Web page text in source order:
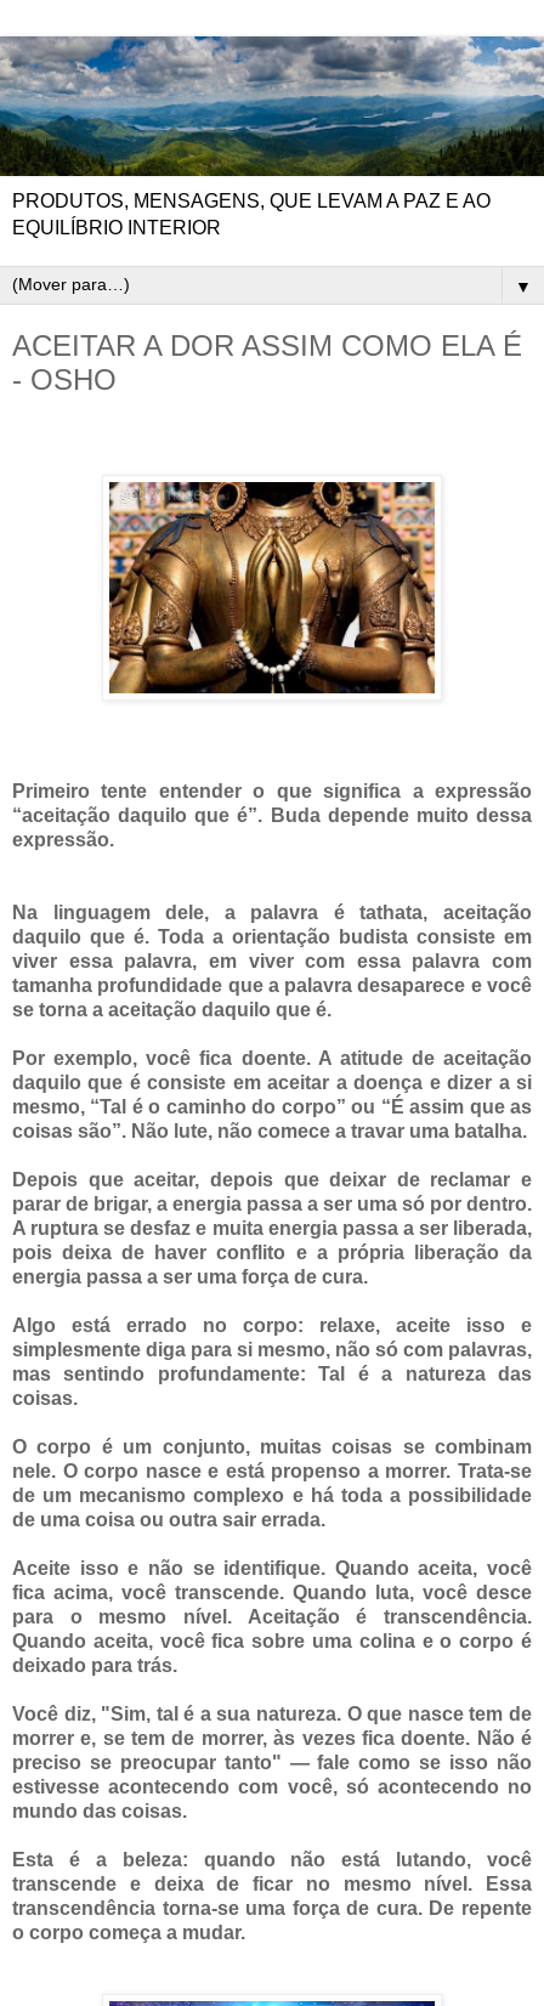
PRODUTOS, MENSAGENS, QUE LEVAM A PAZ E AO
EQUILÍBRIO INTERIOR
▼
ACEITAR A DOR ASSIM COMO ELA É
- OSHO
Primeiro tente entender o que significa a expressão
“aceitação daquilo que é”. Buda depende muito dessa
expressão.
Na linguagem dele, a palavra é tathata, aceitação
daquilo que é. Toda a orientação budista consiste em
viver essa palavra, em viver com essa palavra com
tamanha profundidade que a palavra desaparece e você
se torna a aceitação daquilo que é.
Por exemplo, você fica doente. A atitude de aceitação
daquilo que é consiste em aceitar a doença e dizer a si
mesmo, “Tal é o caminho do corpo” ou “É assim que as
coisas são”. Não lute, não comece a travar uma batalha.
Depois que aceitar, depois que deixar de reclamar e
parar de brigar, a energia passa a ser uma só por dentro.
A ruptura se desfaz e muita energia passa a ser liberada,
pois deixa de haver conflito e a própria liberação da
energia passa a ser uma força de cura.
Algo está errado no corpo: relaxe, aceite isso e
simplesmente diga para si mesmo, não só com palavras,
mas sentindo profundamente: Tal é a natureza das
coisas.
O corpo é um conjunto, muitas coisas se combinam
nele. O corpo nasce e está propenso a morrer. Trata-se
de um mecanismo complexo e há toda a possibilidade
de uma coisa ou outra sair errada.
Aceite isso e não se identifique. Quando aceita, você
fica acima, você transcende. Quando luta, você desce
para o mesmo nível. Aceitação é transcendência.
Quando aceita, você fica sobre uma colina e o corpo é
deixado para trás.
Você diz, "Sim, tal é a sua natureza. O que nasce tem de
morrer e, se tem de morrer, às vezes fica doente. Não é
preciso se preocupar tanto" — fale como se isso não
estivesse acontecendo com você, só acontecendo no
mundo das coisas.
Esta é a beleza: quando não está lutando, você
transcende e deixa de ficar no mesmo nível. Essa
transcendência torna-se uma força de cura. De repente
o corpo começa a mudar.